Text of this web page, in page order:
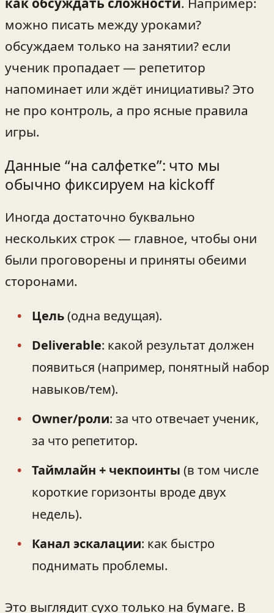
можно писать между уроками?
обсуждаем только на занятии? если
ученик пропадает — репетитор
напоминает или ждёт инициативы? Это
не про контроль, а про ясные правила
игры.
Данные “на салфетке”: что мы
обычно фиксируем на kickoff
Иногда достаточно буквально
нескольких строк — главное, чтобы они
были проговорены и приняты обеими
сторонами.
Цель(одна ведущая).
Deliverable: какой результат должен
появиться (например, понятный набор
навыков/тем).
Owner/роли: за что отвечает ученик,
за что репетитор.
Таймлайн + чекпоинты (в том числе
короткие горизонты вроде двух
недель).
Канал эскалации: как быстро
поднимать проблемы.
Это выглядит сухо только на бумаге. В